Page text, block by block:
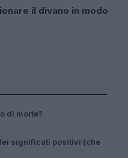
il divano in modo
di morte?
significati positivi (che